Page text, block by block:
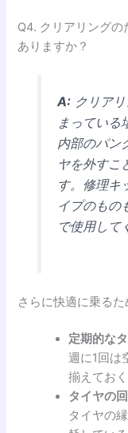
Q4. クリアリング
ありますか？
A:クリアリ
まっている
内部のパン
ヤを外すこ
す。修理キ
イプのもの
で使用して
さらに快適に乗る
定期的な
週に1回は
揃えてお
タイヤの
タイヤの